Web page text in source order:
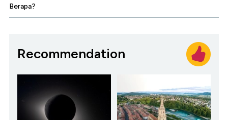
Berapa?
Recommendation